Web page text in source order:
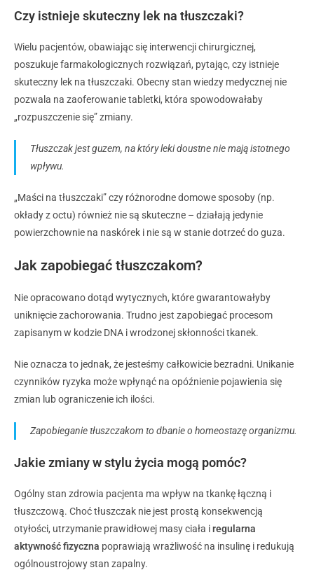
Czy istnieje skuteczny lek na tłuszczaki?
Wielu pacjentów, obawiając się interwencji chirurgicznej,
poszukuje farmakologicznych rozwiązań, pytając, czy istnieje
skuteczny lek na tłuszczaki. Obecny stan wiedzy medycznej nie
pozwala na zaoferowanie tabletki, która spowodowałaby
„rozpuszczenie się” zmiany.
Tłuszczak jest guzem, na który leki doustne nie mają istotnego
wpływu.
„Maści na tłuszczaki” czy różnorodne domowe sposoby (np.
okłady z octu) również nie są skuteczne – działają jedynie
powierzchownie na naskórek i nie są w stanie dotrzeć do guza.
Jak zapobiegać tłuszczakom?
Nie opracowano dotąd wytycznych, które gwarantowałyby
uniknięcie zachorowania. Trudno jest zapobiegać procesom
zapisanym w kodzie DNA i wrodzonej skłonności tkanek.
Nie oznacza to jednak, że jesteśmy całkowicie bezradni. Unikanie
czynników ryzyka może wpłynąć na opóźnienie pojawienia się
zmian lub ograniczenie ich ilości.
Zapobieganie tłuszczakom to dbanie o homeostazę organizmu.
Jakie zmiany w stylu życia mogą pomóc?
Ogólny stan zdrowia pacjenta ma wpływ na tkankę łączną i
tłuszczową. Choć tłuszczak nie jest prostą konsekwencją
otyłości, utrzymanie prawidłowej masy ciała iregularna
aktywność fizyczna poprawiają wrażliwość na insulinę i redukują
ogólnoustrojowy stan zapalny.